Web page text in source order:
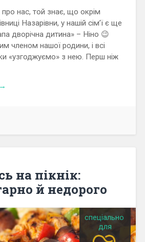
нас, той знає, що окрім
Назарівни, у нашій сім’ї є ще
дворічна дитина» – Ніно 😉
членом нашої родини, і всі
«узгоджуємо» з нею. Перш ніж
на пікнік:
й недорого